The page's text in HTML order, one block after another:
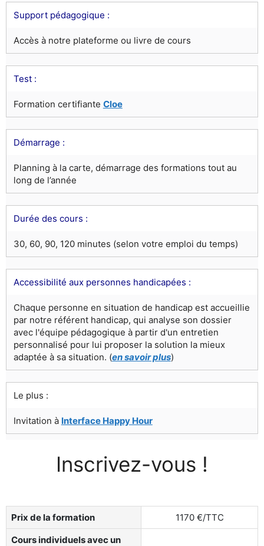
Support pédagogique :
Accès à notre plateforme ou livre de cours
Test :
Formation certifiante Cloe
Démarrage :
Planning à la carte, démarrage des formations tout au
long de l’année
Durée des cours :
30, 60, 90, 120 minutes (selon votre emploi du temps)
Accessibilité aux personnes handicapées :
Chaque personne en situation de handicap est accueillie
par notre référent handicap, qui analyse son dossier
avec l'équipe pédagogique à partir d'un entretien
personnalisé pour lui proposer la solution la mieux
adaptée à sa situation. (en savoir plus)
Le plus :
Invitation à Interface Happy Hour
Inscrivez-vous !
Prix de la formation
1170 €/TTC
Cours individuels avec un